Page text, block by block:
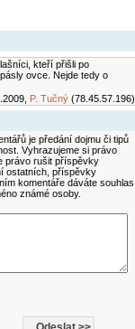
kteří přišli po
ovce. Nejde tedy o
P. Tučný(78.45.57.196)
je předání dojmu či tipů
Vyhrazujeme si právo
právo rušit příspěvky
ostatních, příspěvky
komentáře dáváte souhlas
známé osoby.